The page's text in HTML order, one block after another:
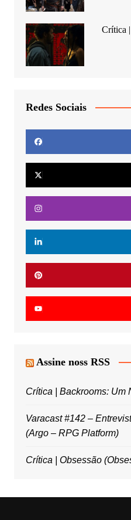
Crítica
Redes Sociais
Assine noss RSS
Crítica | Backrooms: Um
Varacast #142 –
(Argo – RPG Platform)
Crítica | Obsessão